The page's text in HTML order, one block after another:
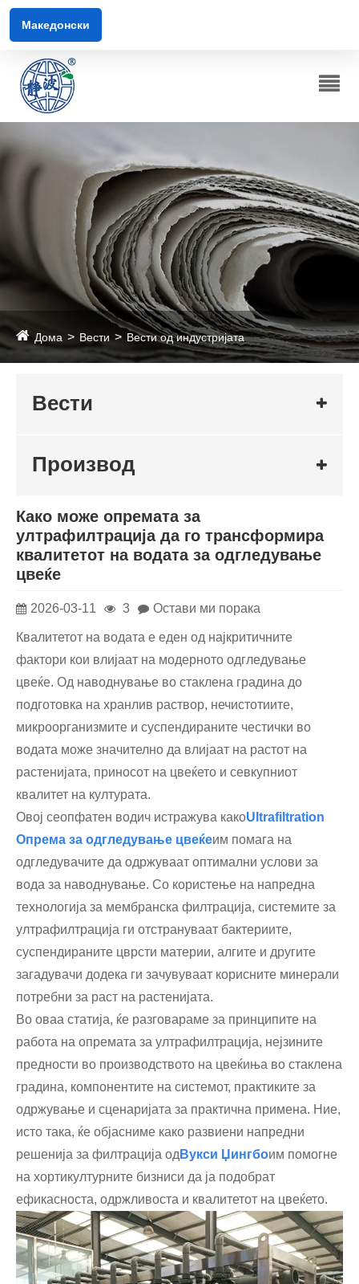
Македонски
Дома Вести Вести од индустријата
Вести
Производ
Како може опремата за
ултрафилтрација да го трансформира
квалитетот на водата за одгледување
цвеќе
2026-03-11 3 Остави ми порака
Квалитетот на водата е еден од најкритичните
фактори кои влијаат на модерното одгледување
цвеќе. Од наводнување во стаклена градина до
подготовка на хранлив раствор, нечистотиите,
микроорганизмите и суспендираните честички во
водата може значително да влијаат на растот на
растенијата, приносот на цвеќето и севкупниот
квалитет на културата.
Овој сеопфатен водич истражува какоU ltrafiltration
Опрема за одгледување цвеќеим помага на
одгледувачите да одржуваат оптимални услови за
вода за наводнување. Со користење на напредна
технологија за мембранска филтрација, системите за
ултрафилтрација ги отстрануваат бактериите,
суспендираните цврсти материи, алгите и другите
загадувачи додека ги зачувуваат корисните минерали
потребни за раст на растенијата.
Во оваа статија, ќе разговараме за принципите на
работа на опремата за ултрафилтрација, нејзините
предности во производството на цвеќиња во стаклена
градина, компонентите на системот, практиките за
одржување и сценаријата за практична примена. Ние,
исто така, ќе објасниме како развиени напредни
решенија за филтрација од Вукси Џингбоим помогне
на хортикултурните бизниси да ја подобрат
ефикасноста, одржливоста и квалитетот на цвеќето.